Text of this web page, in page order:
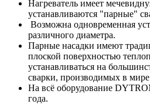
Нагреватель имеет
устанавливаются "парные"
Возможна одновременная
различного диаметра.
Парные насадки имеют
плоской поверхностью
устанавливаться на
сварки, производимых в
На всё оборудование
года.